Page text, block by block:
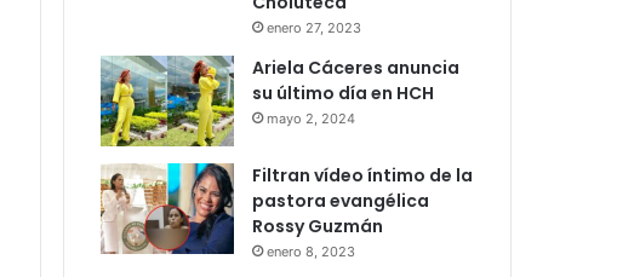
enero 27, 2023
Ariela Cáceres anuncia
su último día en HCH
mayo 2, 2024
Filtran vídeo íntimo de la
pastora evangélica
Rossy Guzmán
enero 8, 2023